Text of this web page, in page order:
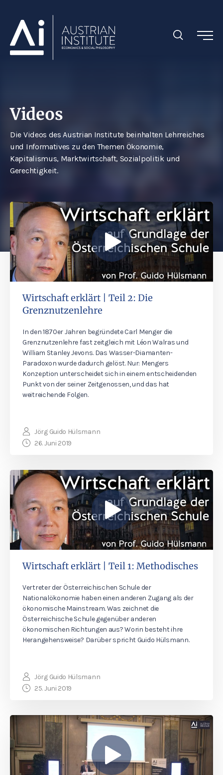
Videos
Die Videos des Austrian Institute beinhalten Lehrreiches
und Informatives zu den Themen Ökonomie,
Kapitalismus, Marktwirtschaft, Sozialpolitik und
Gerechtigkeit.
Wirtschaft erklärt | Teil 2: Die
Grenznutzenlehre
In den 1870er Jahren begründete Carl Menger die
Grenznutzenlehre fast zeitgleich mit Léon Walras und
William Stanley Jevons. Das Wasser-Diamanten-
Paradoxon wurde dadurch gelöst. Nur: Mengers
Konzeption unterscheidet sich in einem entscheidenden
Punkt von der seiner Zeitgenossen, und das hat
weitreichende Folgen.
Jörg Guido Hülsmann
26. Juni 2019
Wirtschaft erklärt | Teil 1: Methodisches
Vertreter der Österreichischen Schule der
Nationalökonomie haben einen anderen Zugang als der
ökonomische Mainstream. Was zeichnet die
Österreichische Schule gegenüber anderen
ökonomischen Richtungen aus? Worin besteht ihre
Herangehensweise? Darüber spricht Guido Hülsmann.
Jörg Guido Hülsmann
25. Juni 2019